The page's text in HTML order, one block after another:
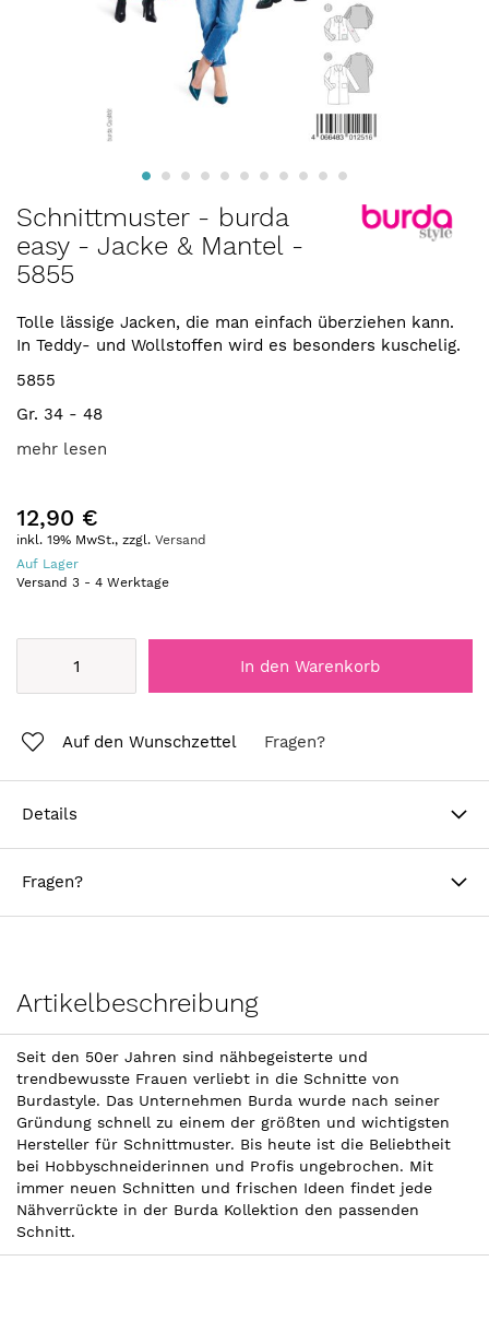
Anfang
der
Bildergalerie
Schnittmuster - burda
easy - Jacke & Mantel -
5855
Tolle lässige Jacken, die man einfach überziehen kann.
In Teddy- und Wollstoffen wird es besonders kuschelig.
5855
Gr. 34 - 48
mehr lesen
12,90 €
inkl. 19% MwSt., zzgl. Versand
Auf Lager
Versand 3 - 4 Werktage
In den Warenkorb
Auf den Wunschzettel Fragen?
Details
Fragen?
Artikelbeschreibung
Seit den 50er Jahren sind nähbegeisterte und
trendbewusste Frauen verliebt in die Schnitte von
Burdastyle. Das Unternehmen Burda wurde nach seiner
Gründung schnell zu einem der größten und wichtigsten
Hersteller für Schnittmuster. Bis heute ist die Beliebtheit
bei Hobbyschneiderinnen und Profis ungebrochen. Mit
immer neuen Schnitten und frischen Ideen findet jede
Nähverrückte in der Burda Kollektion den passenden
Schnitt.